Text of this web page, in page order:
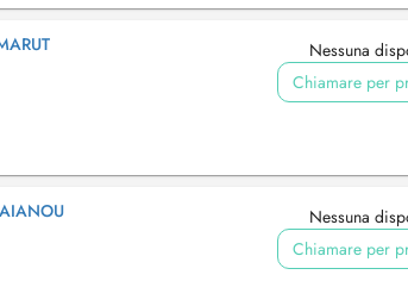
Nessuna
Chiamare per
Nessuna
Chiamare per